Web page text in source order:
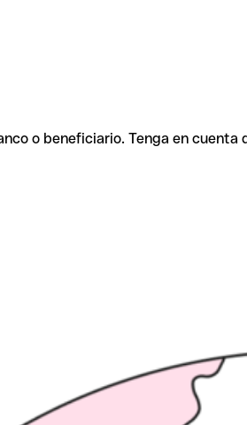
o beneficiario. Tenga en cuenta